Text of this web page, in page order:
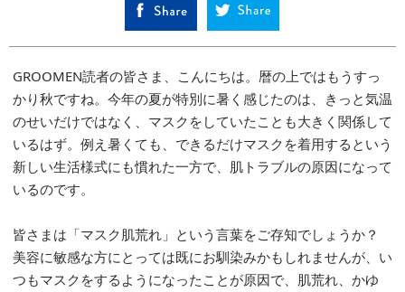
GROOMEN読者の皆さま、こんにちは。暦の上ではもうすっ
かり秋ですね。今年の夏が特別に暑く感じたのは、きっと気温
のせいだけではなく、マスクをしていたことも大きく関係して
いるはず。例え暑くても、できるだけマスクを着用するという
新しい生活様式にも慣れた一方で、肌トラブルの原因になって
いるのです。
皆さまは「マスク肌荒れ」という言葉をご存知でしょうか？
美容に敏感な方にとっては既にお馴染みかもしれませんが、い
つもマスクをするようになったことが原因で、肌荒れ、かゆ